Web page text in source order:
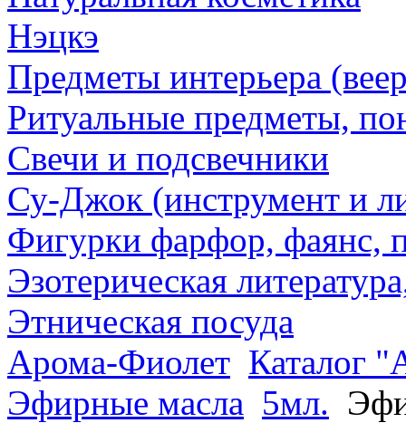
Нэцкэ
Предметы интерьера
Ритуальные предметы,
Свечи и подсвечники
Су-Джок (инструмент и
Фигурки фарфор, фаянс,
Эзотерическая
Этническая посуда
Арома-Фиолет Каталог
Эфирные масла 5мл.